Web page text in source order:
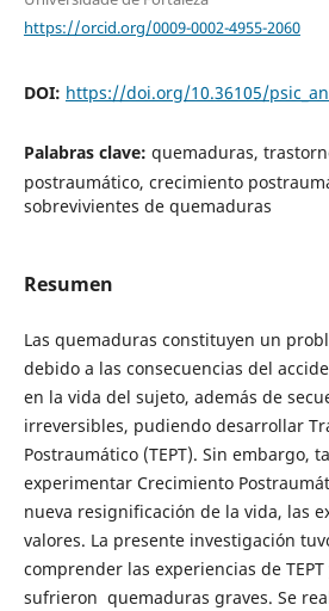
https://orcid.org/0009-0002-4955-2060
DOI: https://doi.org/10.36105/
Palabras clave: quemaduras,
postraumático, crecimiento
sobrevivientes de quemaduras
Resumen
Las quemaduras constituyen un
debido a las consecuencias del
en la vida del sujeto, además de
irreversibles, pudiendo desarrollar
Postraumático (TEPT). Sin embargo,
experimentar Crecimiento
nueva resignificación de la vida, las
valores. La presente investigación
comprender las experiencias de
sufrieron quemaduras graves. Se